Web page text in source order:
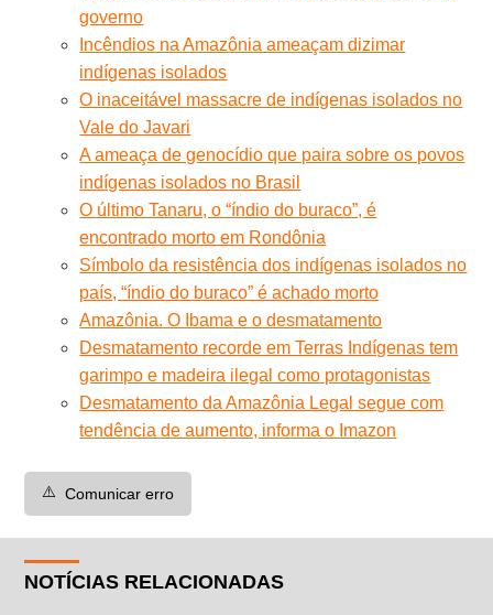
governo
Incêndios na Amazônia ameaçam dizimar
indígenas isolados
O inaceitável massacre de indígenas isolados no
Vale do Javari
A ameaça de genocídio que paira sobre os povos
indígenas isolados no Brasil
O último Tanaru, o “índio do buraco”, é
encontrado morto em Rondônia
Símbolo da resistência dos indígenas isolados no
país, “índio do buraco” é achado morto
Amazônia. O Ibama e o desmatamento
Desmatamento recorde em Terras Indígenas tem
garimpo e madeira ilegal como protagonistas
Desmatamento da Amazônia Legal segue com
tendência de aumento, informa o Imazon
⚠️ Comunicar erro
NOTÍCIAS RELACIONADAS